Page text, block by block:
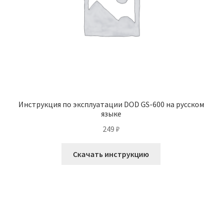
Инструкция по эксплуатации DOD GS-600 на русском
языке
249 ₽
Скачать инструкцию